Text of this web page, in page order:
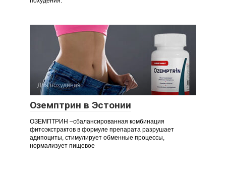
Для похудения
Оземптрин в Эстонии
ОЗЕМПТРИН –сбалансированная комбинация
фитоэкстрактов в формуле препарата разрушает
адипоциты, стимулирует обменные процессы,
нормализует пищевое